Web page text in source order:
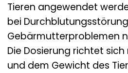
Tieren angewendet
bei
Gebärmutterproblemen
Die Dosierung richtet
und dem Gewicht des